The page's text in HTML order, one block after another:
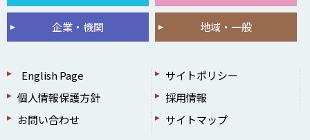
企業・機関 地域・一般
English Page
サイトポリシー
個人情報保護方針
採用情報
お問い合わせ
サイトマップ